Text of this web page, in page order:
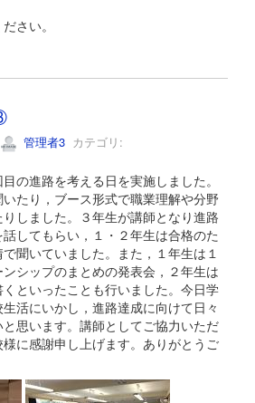
さい。
管理者3 カテゴリ:
の進路を考える日を実施しました。
たり，ブース形式で職業理解や分野
しました。３年生が講師となり進路
してもらい，１・２年生は合格のた
聞いていました。また，１年生は１
シップのまとめの発表会，２年生は
といったことも行いました。今日学
活にいかし，進路達成に向けて日々
思います。講師としてご協力いただ
に感謝申し上げます。ありがとうご